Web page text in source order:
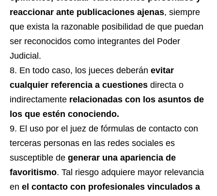
reaccionar ante publicaciones ajenas, siempre
que exista la razonable posibilidad de que puedan
ser reconocidos como integrantes del Poder
Judicial.
En todo caso, los jueces deberán evitar
cualquier referencia a cuestiones directa o
indirectamente relacionadas con los asuntos de
los que estén conociendo.
El uso por el juez de fórmulas de contacto con
terceras personas en las redes sociales es
susceptible de generar una apariencia de
favoritismo. Tal riesgo adquiere mayor relevancia
en el contacto con profesionales vinculados a